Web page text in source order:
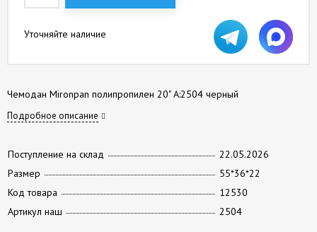
Чемодан Mironpan полипропилен 20" А:2504 черный
Подробное описание
Поступление на склад
22.05.2026
Размер
55*36*22
Код товара
12530
Артикул наш
2504
Уточняйте наличие